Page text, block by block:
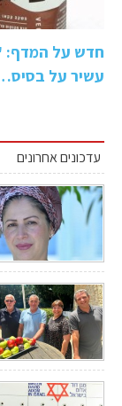
חדש על המדף:
עשיר על
עדכונים אחרונים